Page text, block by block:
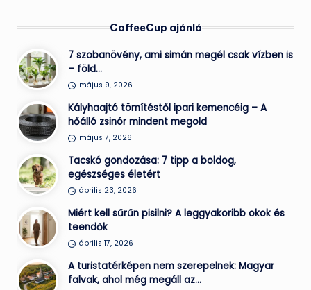
CoffeeCup ajánló
7 szobanövény, ami simán megél csak vízben is
– föld…
május 9, 2026
Kályhaajtó tömítéstől ipari kemencéig – A
hőálló zsinór mindent megold
május 7, 2026
Tacskó gondozása: 7 tipp a boldog,
egészséges életért
április 23, 2026
Miért kell sűrűn pisilni? A leggyakoribb okok és
teendők
április 17, 2026
A turistatérképen nem szerepelnek: Magyar
falvak, ahol még megáll az…